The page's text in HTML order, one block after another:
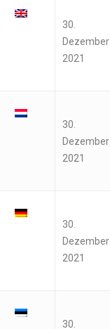
30.
Dezember
2021
30.
Dezember
2021
30.
Dezember
2021
30.